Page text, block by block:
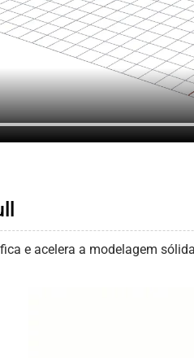
e acelera a modelagem